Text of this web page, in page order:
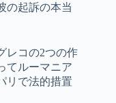
の起訴の本当
レコの2つの作
てルーマニア
リで法的措置